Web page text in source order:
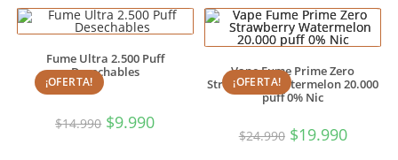
¡OFERTA!
Fume Ultra 2.500 Puff
Desechables
$14.990 $9.990
¡OFERTA!
Vape Fume Prime Zero
Strawberry Watermelon 20.000
puff 0% Nic
$24.990 $19.990